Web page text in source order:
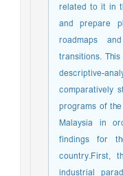
related to it in
and prepare
roadmaps
transitions.
descriptive-
comparatively
programs of
Malaysia in
findings for
country.First,